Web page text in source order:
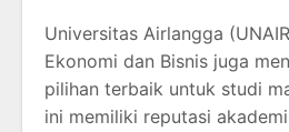
Universitas Airlangga
Ekonomi dan Bisnis juga
pilihan terbaik untuk studi
ini memiliki reputasi